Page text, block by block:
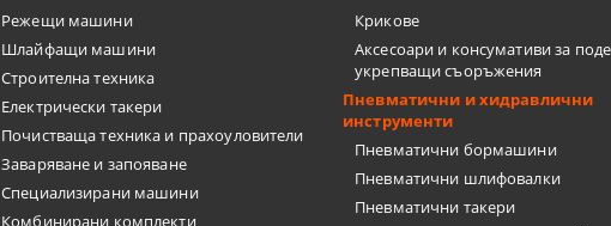
Режещи машини
Шлайфащи машини
Строителна техника
Електрически такери
Почистваща техника и прахоуловители
Заваряване и запояване
Специализирани машини
Комбинирани комплекти
Крикове
Аксесоари и консумативи за
укрепващи съоръжения
Пневматични и хидравлични
инструменти
Пневматични бормашини
Пневматични шлифовалки
Пневматични такери